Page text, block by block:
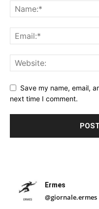
Save my name, email,
next time I comment.
Ermes
@giornale.ermes